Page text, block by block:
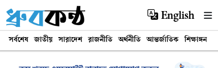
English
সর্বশেষ জাতীয় সারাদেশ রাজনীতি অর্থনীতি আন্তর্জাতিক শিক্ষাঙ্গন